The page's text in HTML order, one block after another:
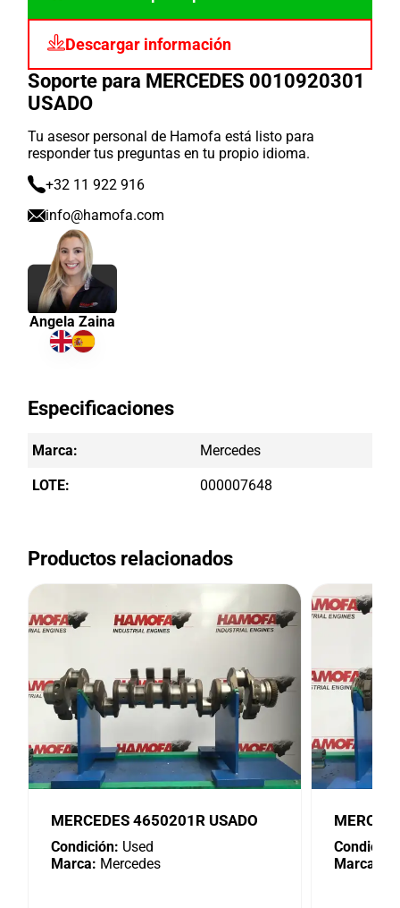
Descargar información
Soporte para MERCEDES 0010920301
USADO
Tu asesor personal de Hamofa está listo para
responder tus preguntas en tu propio idioma.
+32 11 922 916
info@hamofa.com
Angela Zaina
Especificaciones
Marca: Mercedes
LOTE: 000007648
Productos relacionados
MERCEDES 4650201R USADO
Condición: Used
Marca: Mercedes
Marca: